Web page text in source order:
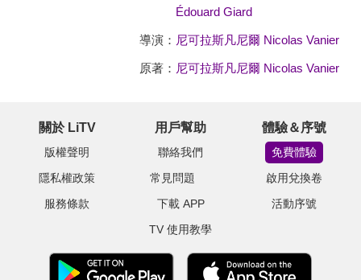
Édouard Giard
導演： 尼可拉斯凡尼爾 Nicolas Vanier
原著： 尼可拉斯凡尼爾 Nicolas Vanier
關於 LiTV
版權聲明
隱私權政策
服務條款
用戶幫助
聯絡我們
常見問題
下載 APP
TV 使用教學
體驗＆序號
免費體驗
啟用兌換卷
活動序號